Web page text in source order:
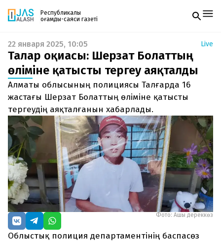
Республикалық
қоғамдық-саяси газеті
Жаңалықтар
Спорт
Live
Руханият
Аймақ
Архив
Заң және тәртіп
Редакциямен байланыс
+7 708 604 51 06
Жарнама бөлімі
+7 701 220 64 52
Пошта
zhasalash100@gmail.com
Газетке жазылу
PDF форматтағы газетті ай сайын электронды
поштаңызға алып отырыңыз. Жаңа нөмір
шыққан сәтте сізге бірден жіберіледі. Тек email
енгізіңіз, біз қалғанын өзіміз жібереміз.
22 января 2025, 10:05 Live
Талғар оқиғасы: Шерзат Болаттың
өліміне қатысты тергеу аяқталды
Алматы облысының полициясы Талғарда 16
жастағы Шерзат Болаттың өліміне қатысты
тергеудің аяқталғанын хабарлады.
Фото: Ашық дереккөз
Облыстық полиция департаментінің баспасөз